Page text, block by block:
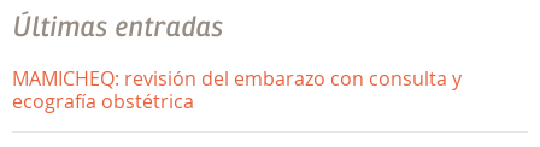
Últimas entradas
MAMICHEQ: revisión del embarazo con consulta y
ecografía obstétrica